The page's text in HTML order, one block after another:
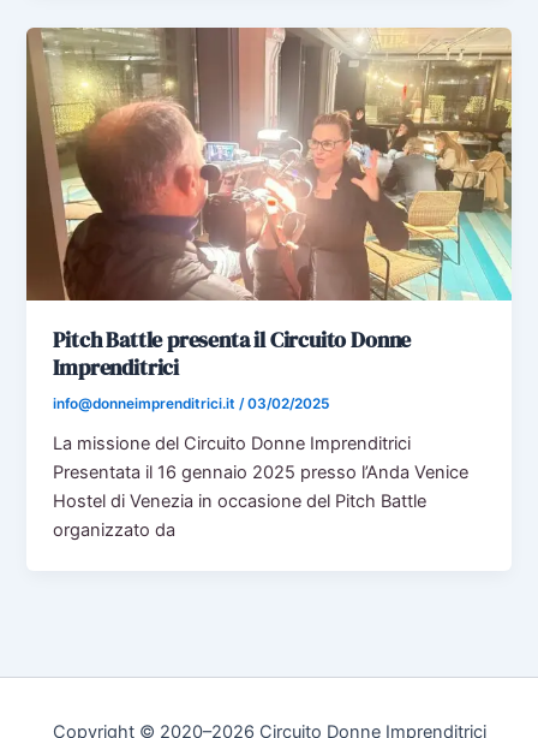
Pitch Battle presenta il Circuito Donne
Imprenditrici
info@donneimprenditrici.it/03/02/2025
La missione del Circuito Donne Imprenditrici
Presentata il 16 gennaio 2025 presso l’Anda Venice
Hostel di Venezia in occasione del Pitch Battle
organizzato da
Copyright © 2020–2026 Circuito Donne Imprenditrici